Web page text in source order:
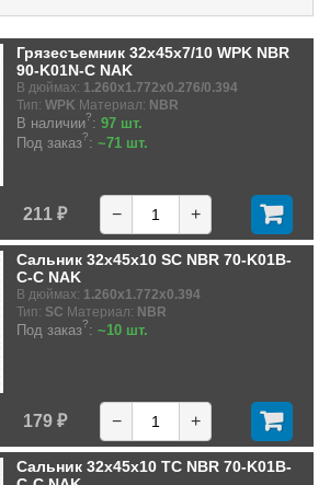
Грязесъемник 32x45x7/10 WPK NBR
90-K01N-C NAK
В дюймах: 1.260x1.772x0.276/0.394
Тип: WPK Материал: NBR
В наличии?: 97 шт.
Под заказ?: ~71 шт.
211 ₽ − +
Сальник 32x45x10 SC NBR 70-K01B-
C-C NAK
В дюймах: 1.260x1.772x0.394
Тип: SC Материал: NBR
Под заказ?: ~10 шт.
179 ₽ − +
Сальник 32x45x10 TC NBR 70-K01B-